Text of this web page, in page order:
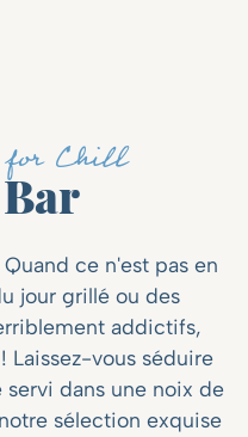
for Chill
ce n'est pas en
jour grillé ou des
addictifs,
Laissez-vous séduire
dans une noix de
sélection exquise